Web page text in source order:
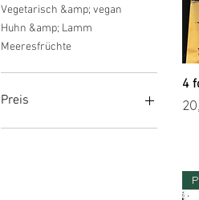
Vegetarisch &amp; vegan
Huhn &amp; Lamm
Meeresfrüchte
Preis
4